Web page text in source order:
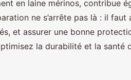
en laine mérinos, contribue
ne s’arrête pas là : il
et assurer une bonne
la durabilité et la santé